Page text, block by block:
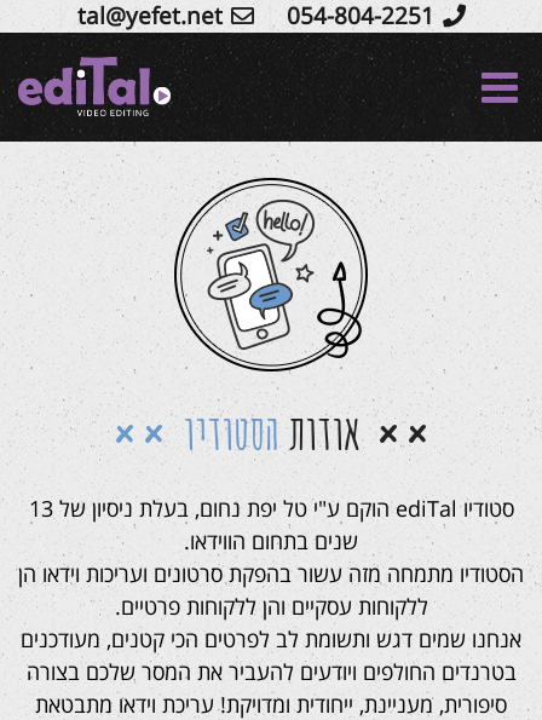
Skip
to
content
054-804-2251
tal@yefet.net
אודותהסטודיו
סטודיו ediTal הוקם ע"י טל יפת נחום, בעלת ניסיון של 13
שנים בתחום הווידאו.
הסטודיו מתמחה מזה עשור בהפקת סרטונים ועריכות וידאו הן
ללקוחות עסקיים והן ללקוחות פרטיים.
אנחנו שמים דגש ותשומת לב לפרטים הכי קטנים, מעודכנים
בטרנדים החולפים ויודעים להעביר את המסר שלכם בצורה
סיפורית, מעניינת, ייחודית ומדויקת! עריכת וידאו מתבטאת